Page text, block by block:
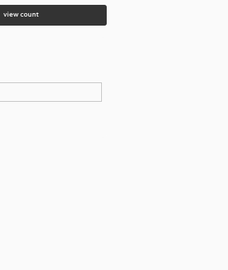
view count